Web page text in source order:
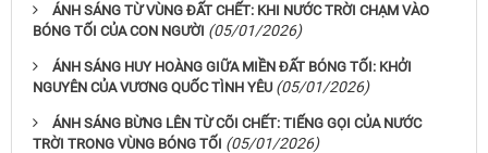
ÁNH SÁNG TỪ VÙNG ĐẤT CHẾT: KHI NƯỚC TRỜI CHẠM VÀO
BÓNG TỐI CỦA CON NGƯỜI (05/01/2026)
ÁNH SÁNG HUY HOÀNG GIỮA MIỀN ĐẤT BÓNG TỐI: KHỞI
NGUYÊN CỦA VƯƠNG QUỐC TÌNH YÊU (05/01/2026)
ÁNH SÁNG BỪNG LÊN TỪ CÕI CHẾT: TIẾNG GỌI CỦA NƯỚC
TRỜI TRONG VÙNG BÓNG TỐI (05/01/2026)